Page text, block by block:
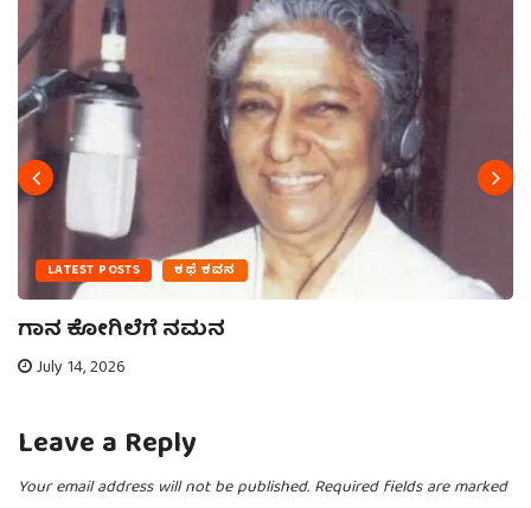
LATEST POSTS ಕಥೆ ಕವನ
ಗಾನ ಕೋಗಿಲೆಗೆ ನಮನ
July 14, 2026
Leave a Reply
Your email address will not be published. Required fields are marked